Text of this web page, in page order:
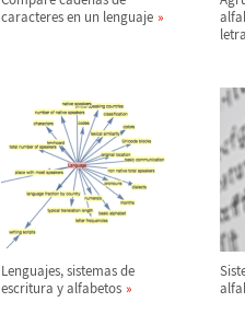
caracteres en un lenguaje
Lenguajes, sistemas de
escritura y alfabetos